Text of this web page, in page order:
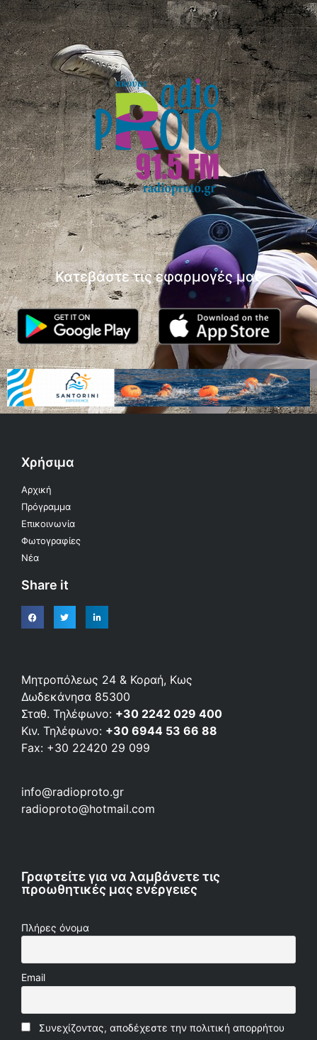
Κατεβάστε τις εφαρμογές μας
Χρήσιμα
Αρχική
Πρόγραμμα
Επικοινωνία
Φωτογραφίες
Νέα
Share it
Μητροπόλεως 24 & Κοραή, Κως
Δωδεκάνησα 85300
Σταθ. Τηλέφωνο: +30 2242 029 400
Κιν. Τηλέφωνο: +30 6944 53 66 88
Fax: +30 22420 29 099
info@radioproto.gr
radioproto@hotmail.com
Γραφτείτε για να λαμβάνετε τις
προωθητικές μας ενέργειες
Πλήρες όνομα
Email
Συνεχίζοντας, αποδέχεστε την πολιτική απορρήτου